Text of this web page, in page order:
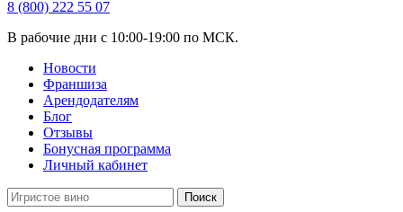
8 (800) 222 55 07
В рабочие дни с 10:00-19:00 по МСК.
Новости
Франшиза
Арендодателям
Блог
Отзывы
Бонусная программа
Личный кабинет
Поиск